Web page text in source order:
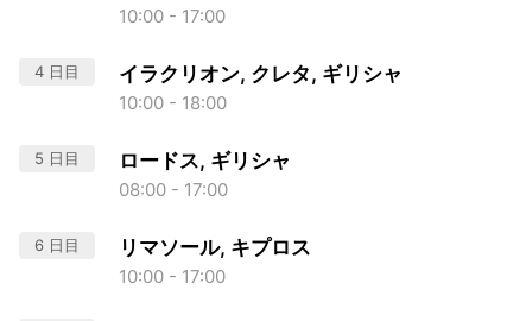
10:00 - 17:00
4 日目 イラクリオン, クレタ, ギリシャ
10:00 - 18:00
5 日目 ロードス, ギリシャ
08:00 - 17:00
6 日目 リマソール, キプロス
10:00 - 17:00